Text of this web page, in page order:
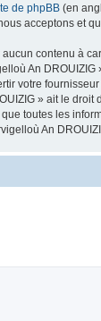
de phpBB (en
acceptons et
contenu à
An
votre
» ait le
que toutes les
An